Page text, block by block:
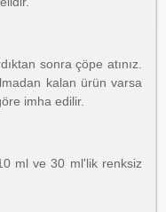
sonra çöpe atınız.
kalan ürün varsa
imha edilir.
ml ve 30 ml'lik renksiz